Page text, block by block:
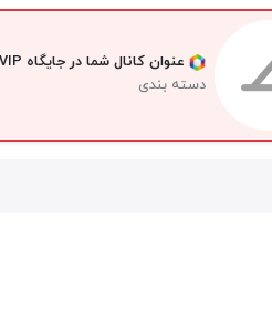
عنوان کانال شما در جایگاه VIP
دسته بندی